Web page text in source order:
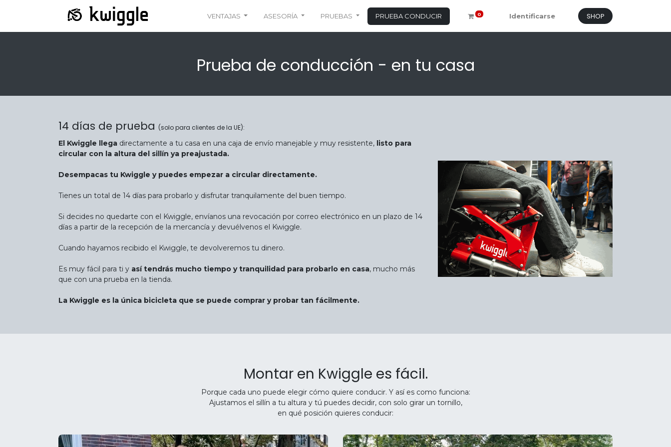
VENTAJAS ASESORÍA PRUEBAS PRUEBA CONDUCIR 0 Identificarse SHOP
Prueba de conducción - en tu casa
14 días de prueba (solo para clientes de la UE):
El Kwiggle llega directamente a tu casa en una caja de envío manejable y muy resistente, listo para
circular con la altura del sillín ya preajustada.
Desempacas tu Kwiggle y puedes empezar a circular directamente.
Tienes un total de 14 días para probarlo y disfrutar tranquilamente del buen tiempo.
Si decides no quedarte con el Kwiggle, envíanos una revocación por correo electrónico en un plazo de 14
días a partir de la recepción de la mercancía y devuélvenos el Kwiggle.
Cuando hayamos recibido el Kwiggle, te devolveremos tu dinero.
Es muy fácil para ti y así tendrás mucho tiempo y tranquilidad para probarlo en casa, mucho más
que con una prueba en la tienda.
La Kwiggle es la única bicicleta que se puede comprar y probar tan fácilmente.
Montar en Kwiggle es fácil.
Porque cada uno puede elegir cómo quiere conducir. Y así es como funciona:
Ajustamos el sillín a tu altura y tú puedes decidir, con solo girar un tornillo,
en qué posición quieres conducir: